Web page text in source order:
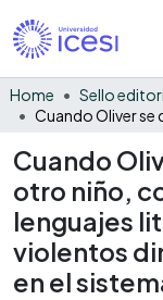
Home Sello
Cuando
otro niño,
lenguajes
violentos
en el